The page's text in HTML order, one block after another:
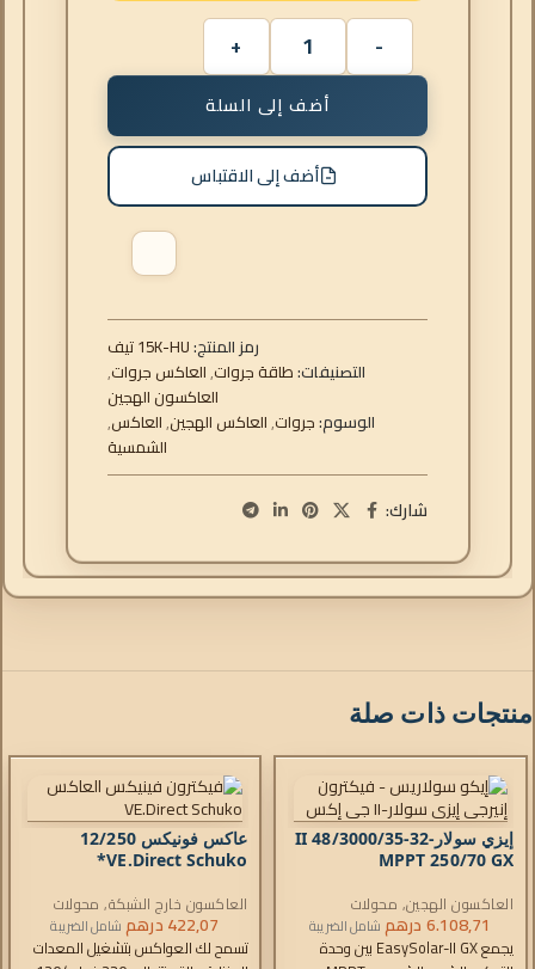
أضف إلى السلة
أضف إلى الاقتباس
رمز المنتج:فيت 15K-HU
التصنيفات:طاقة جروات,العاكس جروات,
العاكسون الهجين
الوسوم:جروات,العاكس الهجين,العاكس,
الشمسية
شارك:
منتجات ذات صلة
إيزي سولار-II 48/3000/35-32
MPPT 250/70 GX
العاكسون الهجين, محولات
EasySolar-II
, شواحن التيار المتردد
وحدات التحكم
6.108,71درهم شامل الضريبة
يجمع EasySolar-II GX بين وحدة
عاكس فونيكس 12/250
VE.Direct Schuko*
العاكسون خارج الشبكة, محولات
فينيكس422,07درهم شامل الضريبة
تسمح لك العواكس بتشغيل المعدات